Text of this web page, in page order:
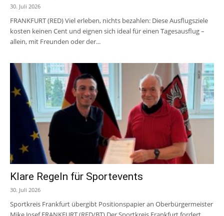
30. Juli 2026
FRANKFURT (RED) Viel erleben, nichts bezahlen: Diese Ausflugsziele
kosten keinen Cent und eignen sich ideal für einen Tagesausflug –
allein, mit Freunden oder der...
Klare Regeln für Sportevents
30. Juli 2026
Sportkreis Frankfurt übergibt Positionspapier an Oberbürgermeister